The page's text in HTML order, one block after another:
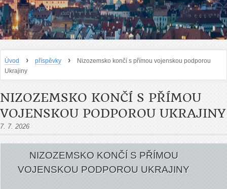
Úvod › příspěvky ›
Nizozemsko končí s přímou vojenskou podporou
Ukrajiny
NIZOZEMSKO KONČÍ S PŘÍMOU
VOJENSKOU PODPOROU UKRAJINY
7. 7. 2026
NIZOZEMSKO KONČÍ S PŘÍMOU
VOJENSKOU PODPOROU UKRAJINY